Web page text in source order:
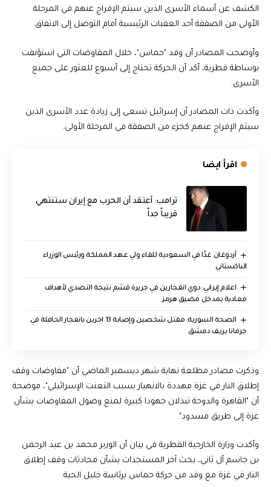
الكشف عن أسماء الأسرى الذين سيتم الإفراج عنهم في المرحلة
الأولى من الصفقة أحد العقبات الرئيسية أمام التوصل إلى الاتفاق.
وأوضحت المصادر أن وفد "حماس"، خلال المفاوضات التي استؤنفت
بوساطة قطرية، أكد أن الحركة تحتاج إلى أسبوع للعثور على جميع
الأسرى.
وأكدت ذات المصادر أن إسرائيل تسعى إلى زيادة عدد الأسرى الذين
سيتم الإفراج عنهم كجزء من الصفقة في المرحلة الأولى.
اقرأ ايضا
‏ترامب: أعتقد أن الحرب مع إيران ستنتهي
قريباً جداً
أردوغان غدًا في السعودية للقاء ولي عهد المملكة ورئيس الوزراء
الباكستاني
اعلام إيراني: دوي انفجارين في جزيرة قشم نتيجة التصدي لأهداف
معادية بمدخل مضيق هرمز
الصحة السورية: مقتل شخصين وإصابة 13 اخرين بانفجار الحافلة في
جرمانا بريف دمشق
وذكرت مصادر مطلعة نهاية شهر ديسمبر الماضي أن "مفاوضات وقف
إطلاق النار في غزة مهددة بالانهيار بسبب التعنت الإسرائيلي"، موضحة
أن "القاهرة والدوحة تبذلان جهودا كبيرة لمنع وصول المفاوضات بشأن
غزة إلى طريق مسدود".
وأكدت وزارة الخارجية القطرية في بيان أن الوزير محمد بن عبد الرحمن
بن جاسم آل ثاني، بحث آخر المستجدات بشأن محادثات وقف إطلاق
النار في غزة مع وفد من حركة حماس برئاسة خليل الحية.